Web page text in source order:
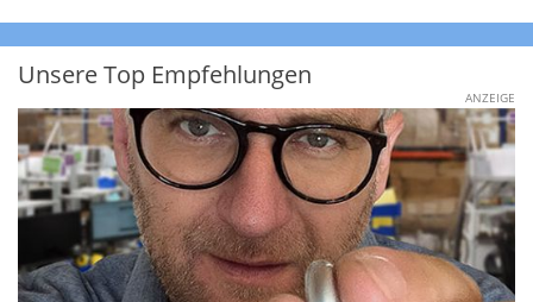
Unsere Top Empfehlungen
ANZEIGE